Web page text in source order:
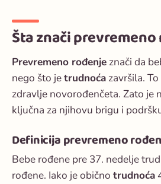
Šta znači
Prevremeno rođenje znači da
nego što jetrudnoća završila.
zdravlje novorođenčeta. Zato je
ključna za njihovu brigu i
Definicija prevremeno
Bebe rođene pre 37. nedelje
rođene. Iako je obično trudnoća